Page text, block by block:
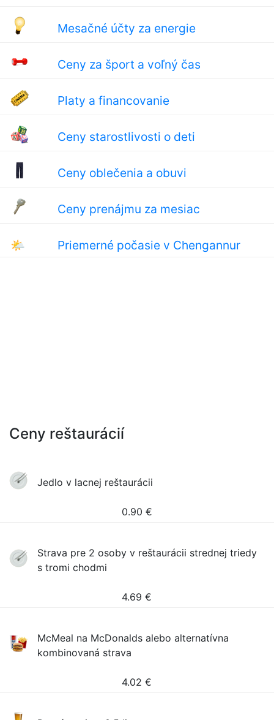
Mesačné účty za energie
Ceny za šport a voľný čas
Platy a financovanie
Ceny starostlivosti o deti
Ceny oblečenia a obuvi
Ceny prenájmu za mesiac
🌤 Priemerné počasie v Chengannur
Ceny reštaurácií
Jedlo v lacnej reštaurácii
0.90 €
Strava pre 2 osoby v reštaurácii strednej triedy
s tromi chodmi
4.69 €
McMeal na McDonalds alebo alternatívna
kombinovaná strava
4.02 €